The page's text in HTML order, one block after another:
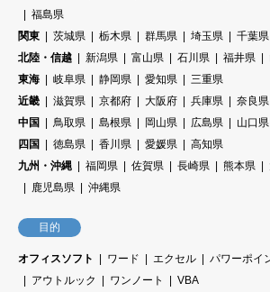
福島県
関東
茨城県 栃木県 群馬県 埼玉県 千葉県
北陸・信越
新潟県 富山県 石川県 福井県
東海
岐阜県 静岡県 愛知県
三重県
近畿
滋賀県 京都府 大阪府 兵庫県 奈良県
中国
鳥取県 島根県 岡山県 広島県
山口県
四国
徳島県 香川県 愛媛県
高知県
九州・沖縄
福岡県 佐賀県 長崎県 熊本県
鹿児島県
沖縄県
目的
オフィスソフト ワード エクセル パワーポイ
アウトルック
ワンノート
VBA